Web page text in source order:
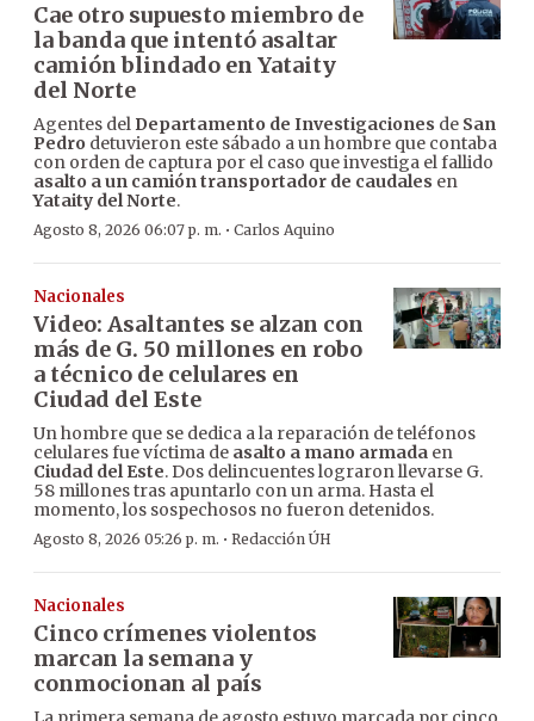
Cae otro supuesto miembro de
la banda que intentó asaltar
camión blindado en Yataity
del Norte
Agentes del Departamento de Investigaciones de San
Pedro detuvieron este sábado a un hombre que contaba
con orden de captura por el caso que investiga el fallido
asalto a un camión transportador de caudales en
Yataity del Norte.
Agosto 8, 2026 06:07 p. m. · Carlos Aquino
Nacionales
Video: Asaltantes se alzan con
más de G. 50 millones en robo
a técnico de celulares en
Ciudad del Este
Un hombre que se dedica a la reparación de teléfonos
celulares fue víctima de asalto a mano armada en
Ciudad del Este. Dos delincuentes lograron llevarse G.
58 millones tras apuntarlo con un arma. Hasta el
momento, los sospechosos no fueron detenidos.
Agosto 8, 2026 05:26 p. m. · Redacción ÚH
Nacionales
Cinco crímenes violentos
marcan la semana y
conmocionan al país